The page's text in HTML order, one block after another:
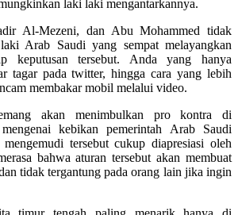
laki laki mengantarkannya.
Al-Mezeni, dan Abu Mohammed tidak
Arab Saudi yang sempat melayangkan
keputusan tersebut. Anda yang hanya
tagar pada twitter, hingga cara yang lebih
membakar mobil melalui video.
akan menimbulkan pro kontra di
kebikan pemerintah Arab Saudi
mengemudi tersebut cukup diapresiasi oleh
bahwa aturan tersebut akan membuat
tidak tergantung pada orang lain jika ingin